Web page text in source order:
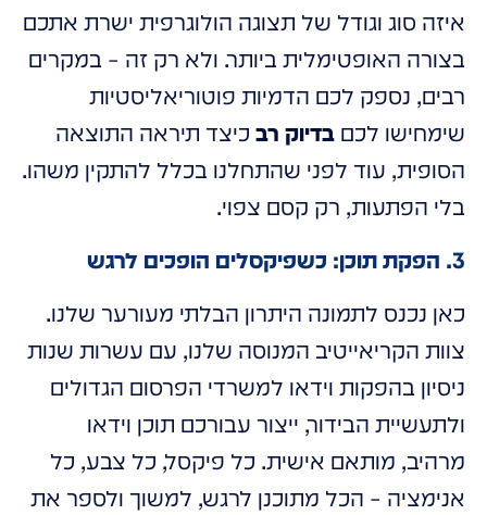
איזה סוג וגודל של תצוגה הולוגרפית ישרת אתכם
בצורה האופטימלית ביותר. ולא רק זה – במקרים
רבים, נספק לכם הדמיות פוטוריאליסטיות
שימחישו לכם בדיוק רב כיצד תיראה התוצאה
הסופית, עוד לפני שהתחלנו בכלל להתקין משהו.
בלי הפתעות, רק קסם צפוי.
3. הפקת תוכן: כשפיקסלים הופכים לרגש
כאן נכנס לתמונה היתרון הבלתי מעורער שלנו.
צוות הקריאייטיב המנוסה שלנו, עם עשרות שנות
ניסיון בהפקות וידאו למשרדי הפרסום הגדולים
ולתעשיית הבידור, ייצור עבורכם תוכן וידאו
מרהיב, מותאם אישית. כל פיקסל, כל צבע, כל
אנימציה – הכל מתוכנן לרגש, למשוך ולספר את